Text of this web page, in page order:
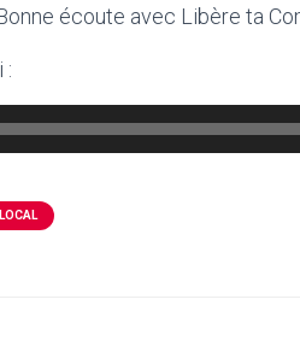
écoute avec Libère ta
:
LOCAL